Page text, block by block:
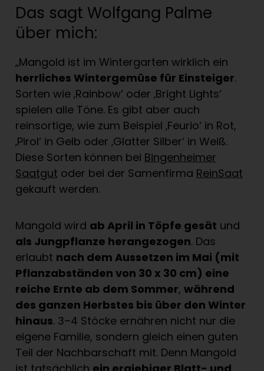
Das sagt Wolfgang Palme
über mich:
„Mangold ist im Wintergarten wirklich ein
herrliches Wintergemüse für Einsteiger.
Sorten wie ‚Rainbow‘ oder ‚Bright Lights‘
spielen alle Töne. Es gibt aber auch
reinsortige, wie zum Beispiel ‚Feurio‘ in Rot,
‚Pirol‘ in Gelb oder ‚Glatter Silber‘ in Weiß.
Diese Sorten können bei Bingenheimer
Saatgut oder bei der Samenfirma ReinSaat
gekauft werden.
Mangold wird ab April in Töpfe gesät und
als Jungpflanze herangezogen. Das
erlaubt nach dem Aussetzen im Mai (mit
Pflanzabständen von 30 x 30 cm) eine
reiche Ernte ab dem Sommer, während
des ganzen Herbstes bis über den Winter
hinaus. 3–4 Stöcke ernähren nicht nur die
eigene Familie, sondern gleich einen guten
Teil der Nachbarschaft mit. Denn Mangold